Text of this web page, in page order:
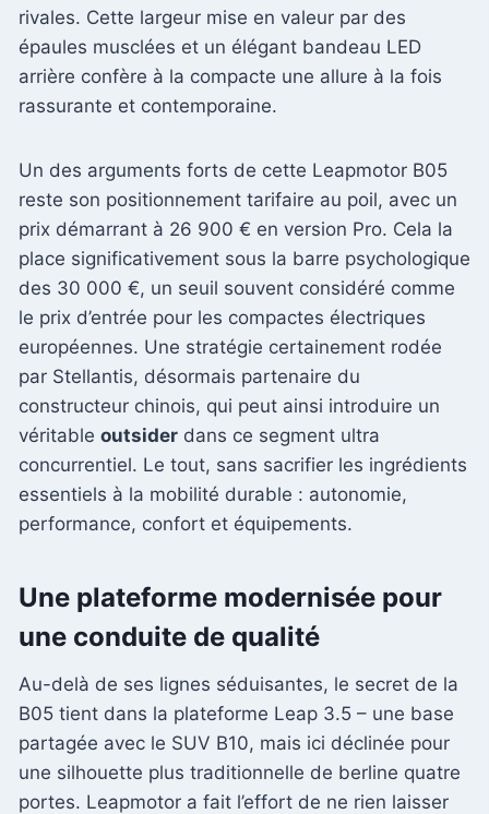
rivales. Cette largeur mise en valeur par des
épaules musclées et un élégant bandeau LED
arrière confère à la compacte une allure à la fois
rassurante et contemporaine.
Un des arguments forts de cette Leapmotor B05
reste son positionnement tarifaire au poil, avec un
prix démarrant à 26 900 € en version Pro. Cela la
place significativement sous la barre psychologique
des 30 000 €, un seuil souvent considéré comme
le prix d’entrée pour les compactes électriques
européennes. Une stratégie certainement rodée
par Stellantis, désormais partenaire du
constructeur chinois, qui peut ainsi introduire un
véritable outsider dans ce segment ultra
concurrentiel. Le tout, sans sacrifier les ingrédients
essentiels à la mobilité durable : autonomie,
performance, confort et équipements.
Une plateforme modernisée pour
une conduite de qualité
Au-delà de ses lignes séduisantes, le secret de la
B05 tient dans la plateforme Leap 3.5 – une base
partagée avec le SUV B10, mais ici déclinée pour
une silhouette plus traditionnelle de berline quatre
portes. Leapmotor a fait l’effort de ne rien laisser